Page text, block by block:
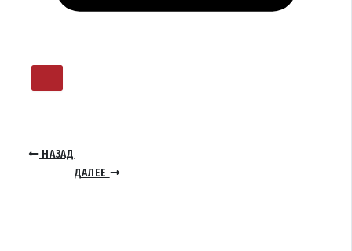
НАЗАД
ДАЛЕЕ